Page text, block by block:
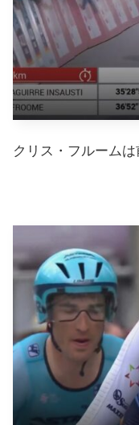
クリス・フルームは